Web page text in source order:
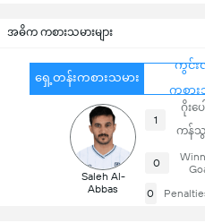
အဓိက ကစားသမားများ
ရှေ့တန်းကစားသမား
ကွင်
ကစား
Saleh Al-
Abbas
1
ဂိုးပ
ကန်သွ
0
0